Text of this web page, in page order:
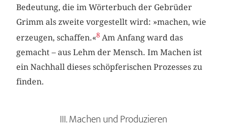
Bedeutung, die im Wörterbuch der Gebrüder
Grimm als zweite vorgestellt wird: »machen, wie
erzeugen, schaffen.«8 Am Anfang ward das
gemacht – aus Lehm der Mensch. Im Machen ist
ein Nachhall dieses schöpferischen Prozesses zu
finden.
III. Machen und Produzieren